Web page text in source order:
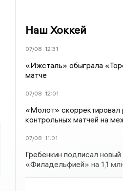
Наш Хоккей
07/08 12:31
«Ижсталь» обыграла
матче
07/08 12:01
«Молот» скорректировал
контрольных матчей на
07/08 11:01
Гребенкин подписал новый
«Филадельфией» на 1,1